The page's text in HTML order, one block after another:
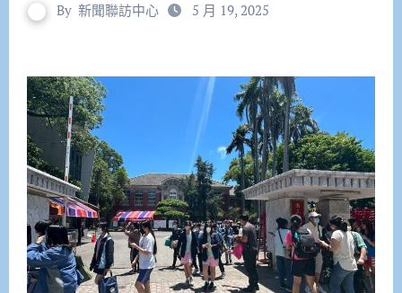
By 新聞聯訪中心 5 月 19, 2025